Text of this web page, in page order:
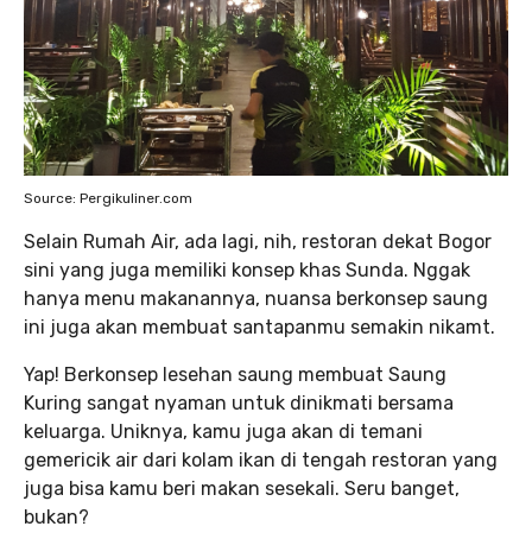
Source: Pergikuliner.com
Selain Rumah Air, ada lagi, nih, restoran dekat Bogor
sini yang juga memiliki konsep khas Sunda. Nggak
hanya menu makanannya, nuansa berkonsep saung
ini juga akan membuat santapanmu semakin nikamt.
Yap! Berkonsep lesehan saung membuat Saung
Kuring sangat nyaman untuk dinikmati bersama
keluarga. Uniknya, kamu juga akan di temani
gemericik air dari kolam ikan di tengah restoran yang
juga bisa kamu beri makan sesekali. Seru banget,
bukan?